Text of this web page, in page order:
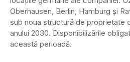
Oberhausen, Berlin, Hamburg și
sub noua structură de proprietate
anului 2030. Disponibilizările
această perioadă.